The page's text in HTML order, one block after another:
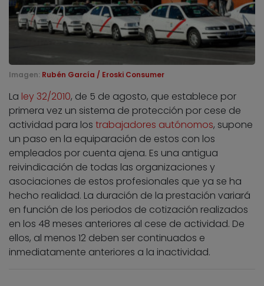
Imagen: Rubén García / Eroski Consumer
La ley 32/2010, de 5 de agosto, que establece por
primera vez un sistema de protección por cese de
actividad para los trabajadores autónomos, supone
un paso en la equiparación de estos con los
empleados por cuenta ajena. Es una antigua
reivindicación de todas las organizaciones y
asociaciones de estos profesionales que ya se ha
hecho realidad. La duración de la prestación variará
en función de los periodos de cotización realizados
en los 48 meses anteriores al cese de actividad. De
ellos, al menos 12 deben ser continuados e
inmediatamente anteriores a la inactividad.